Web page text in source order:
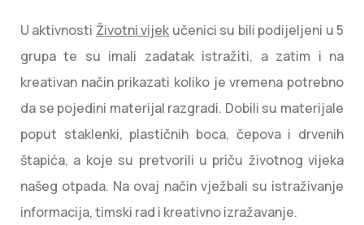
U aktivnosti Životni vijek učenici su bili podijeljeni u 5
grupa te su imali zadatak istražiti, a zatim i na
kreativan način prikazati koliko je vremena potrebno
da se pojedini materijal razgradi. Dobili su materijale
poput staklenki, plastičnih boca, čepova i drvenih
štapića, a koje su pretvorili u priču životnog vijeka
našeg otpada. Na ovaj način vježbali su istraživanje
informacija, timski rad i kreativno izražavanje.